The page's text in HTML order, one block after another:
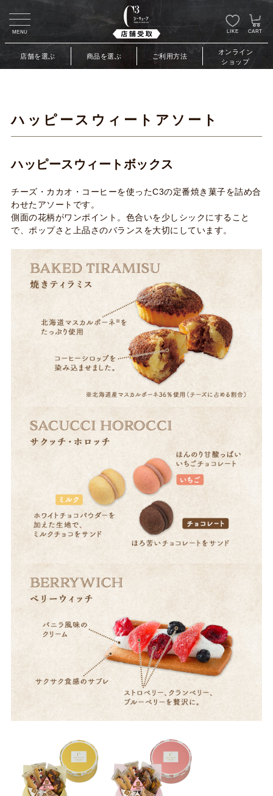
MENU LIKE CART
店舗を選ぶ 商品を選ぶ ご利用方法
オンライン
ショップ
ハッピースウィートアソート
ハッピースウィートボックス
チーズ・カカオ・コーヒーを使ったC3の定番焼き菓子を詰め合
わせたアソートです。
側面の花柄がワンポイント。色合いを少しシックにすること
で、ポップさと上品さのバランスを大切にしています。